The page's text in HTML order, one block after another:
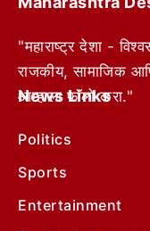
"महाराष्ट्र देशा -
राजकीय, सामाजिक
आम्हाला फॉलो करा."
News Links
Politics
Sports
Entertainment